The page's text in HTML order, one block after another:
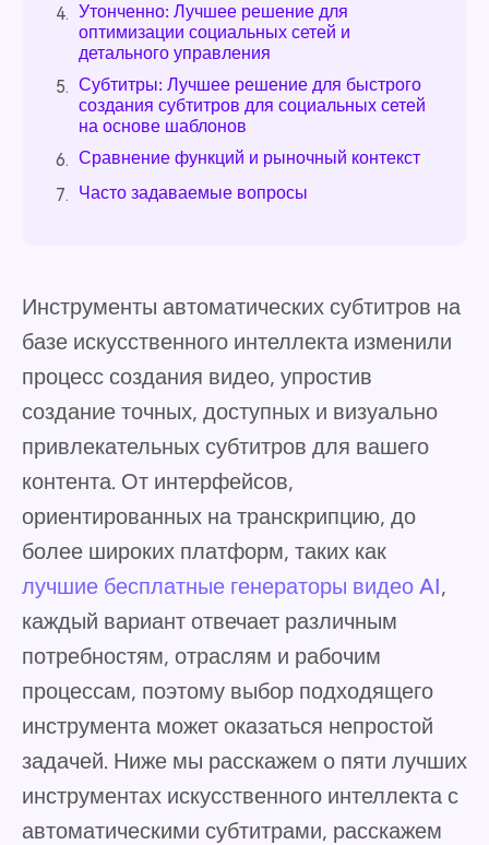
4. Утонченно: Лучшее решение для
оптимизации социальных сетей и
детального управления
5. Субтитры: Лучшее решение для быстрого
создания субтитров для социальных сетей
на основе шаблонов
6. Сравнение функций и рыночный контекст
7. Часто задаваемые вопросы
Инструменты автоматических субтитров на
базе искусственного интеллекта изменили
процесс создания видео, упростив
создание точных, доступных и визуально
привлекательных субтитров для вашего
контента. От интерфейсов,
ориентированных на транскрипцию, до
более широких платформ, таких как
лучшие бесплатные генераторы видео AI,
каждый вариант отвечает различным
потребностям, отраслям и рабочим
процессам, поэтому выбор подходящего
инструмента может оказаться непростой
задачей. Ниже мы расскажем о пяти лучших
инструментах искусственного интеллекта с
автоматическими субтитрами, расскажем